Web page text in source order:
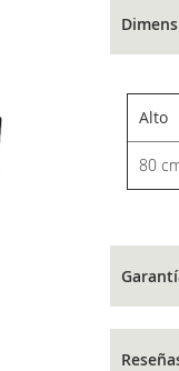
Alto
80